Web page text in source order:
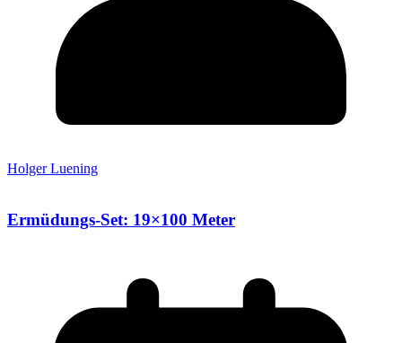
Holger Luening
Ermüdungs-Set: 19×100 Meter